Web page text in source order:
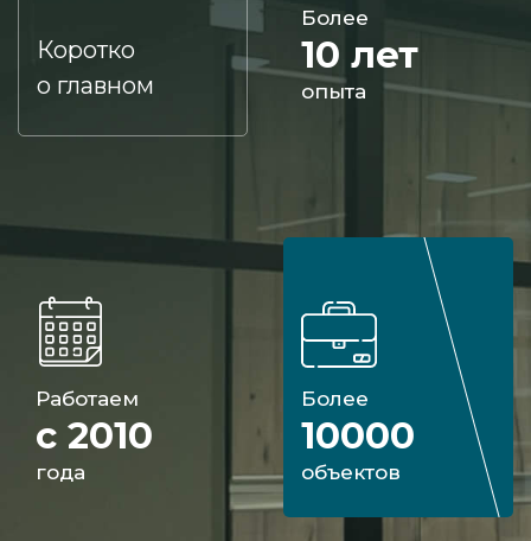
Коротко
о главном
Более
10 лет
опыта
Работаем
с 2010
года
Более
10000
объектов